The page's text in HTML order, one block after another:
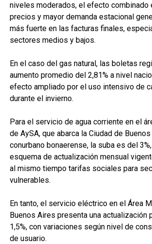
niveles moderados, el efecto combinado
precios y mayor demanda estacional
más fuerte en las facturas finales,
sectores medios y bajos.
En el caso del gas natural, las boletas
aumento promedio del 2,81% a nivel
efecto ampliado por el uso intensivo de
durante el invierno.
Para el servicio de agua corriente en el
de AySA, que abarca la Ciudad de
conurbano bonaerense, la suba es del
esquema de actualización mensual
al mismo tiempo tarifas sociales para
vulnerables.
En tanto, el servicio eléctrico en el Área
Buenos Aires presenta una actualización
1,5%, con variaciones según nivel de
de usuario.